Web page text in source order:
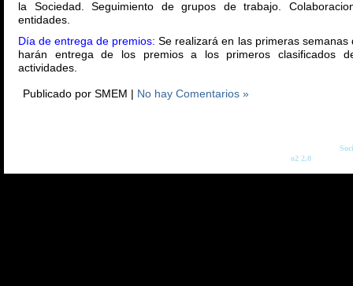
la Sociedad. Seguimiento de grupos de trabajo.
entidades.
Día de entrega de premios: Se realizará en las primeras semanas
harán entrega de los premios a los primeros clasificados
actividades.
Publicado por SMEM | No hay Comentarios »
o2 2.0